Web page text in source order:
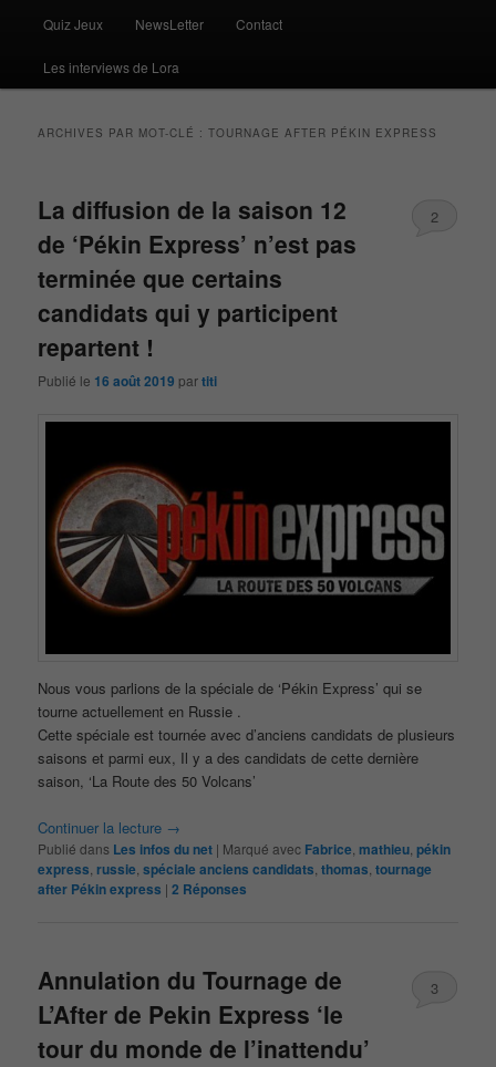
Quiz Jeux NewsLetter Contact
Les interviews de Lora
ARCHIVES PAR MOT-CLÉ :TOURNAGE AFTER PÉKIN EXPRESS
La diffusion de la saison 12
de ‘Pékin Express’ n’est pas
terminée que certains
candidats qui y participent
repartent !
Publié le 16 août 2019 partiti
2
Nous vous parlions de la spéciale de ‘Pékin Express’ qui se
tourne actuellement en Russie .
Cette spéciale est tournée avec d’anciens candidats de plusieurs
saisons et parmi eux, Il y a des candidats de cette dernière
saison, ‘La Route des 50 Volcans’
Continuer la lecture →
Publié dans Les infos du net | Marqué avec Fabrice ,mathieu ,pékin
express russie ,spéciale anciens candidats ,thomas ,tournage
after Pékin express |2 Réponses
Annulation du Tournage de
L’After de Pekin Express ‘le
tour du monde de l’inattendu’
3